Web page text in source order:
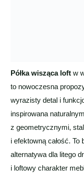
Półka wisząca loftw
to nowoczesna
wyrazisty detal i
inspirowana
z geometrycznymi,
i efektowną całość.
alternatywa dla litego
i loftowy charakter